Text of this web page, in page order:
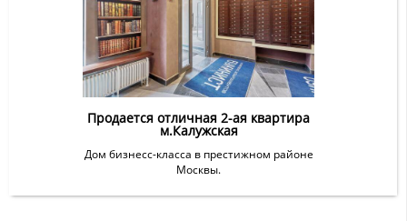
Продается отличная 2-ая квартира
м.Калужская
Дом бизнесс-класса в престижном районе
Москвы.